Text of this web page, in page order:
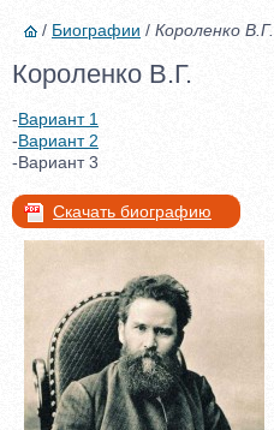
/ Биографии / Короленко В.Г.
Короленко В.Г.
-Вариант 1
-Вариант 2
-Вариант 3
Скачать биографию